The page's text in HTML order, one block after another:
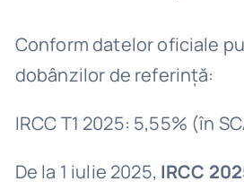
Conform datelor oficiale
dobânzilor de referință:
IRCC T1 2025: 5,55% (în
De la 1 iulie 2025, IRCC